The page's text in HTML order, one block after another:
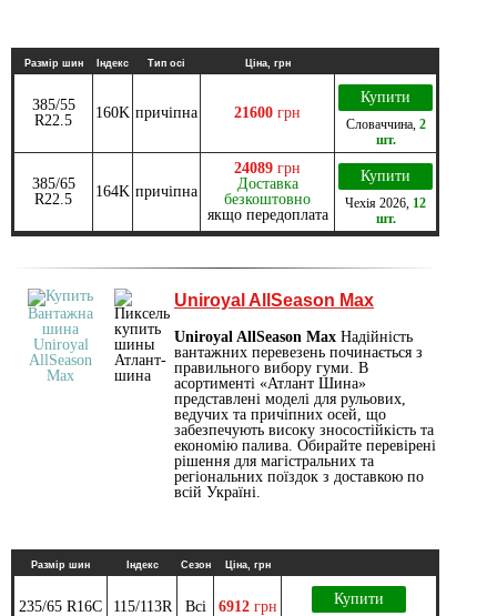
Размір шин Індекс Тип осі Ціна, грн
385/55
R22.5
160K причіпна 21600 грн
Купити
Словаччина, 2
шт.
385/65
R22.5
164K причіпна
24089 грн
Доставка
безкоштовно
якщо передоплата
Купити
Чехія 2026 12
шт.
Uniroyal AllSeason Max
Uniroyal AllSeason Max Надійність
вантажних перевезень починається з
правильного вибору гуми. В
асортименті «Атлант Шина»
представлені моделі для рульових,
ведучих та причіпних осей, що
забезпечують високу зносостійкість та
економію палива. Обирайте перевірені
рішення для магістральних та
регіональних поїздок з доставкою по
всій Україні.
Размір шин Індекс Сезон Ціна, грн
235/65 R16C 115/113R Всі 6912 грн Купити